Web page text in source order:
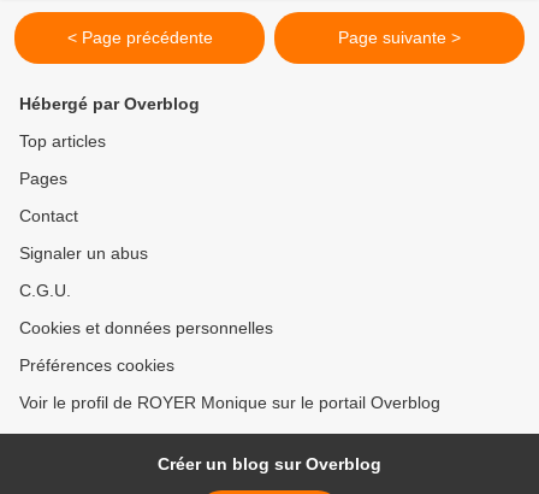
< Page précédente Page suivante >
Hébergé par Overblog
Top articles
Pages
Contact
Signaler un abus
C.G.U.
Cookies et données personnelles
Préférences cookies
Voir le profil de ROYER Monique sur le portail Overblog
Créer un blog sur Overblog